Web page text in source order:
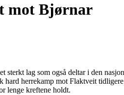
mot Bjørnar
lag som også deltar i den
hard herrekamp mot Flaktveit
lenge kreftene holdt.